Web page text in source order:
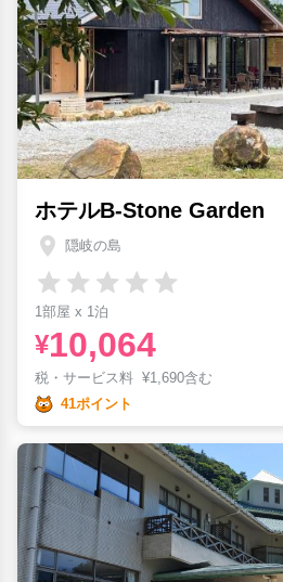
ホテルB-Stone Garden
隠岐の島
1部屋 x 1泊
¥10,064
税・サービス料 ¥1,690含む
41ポイント